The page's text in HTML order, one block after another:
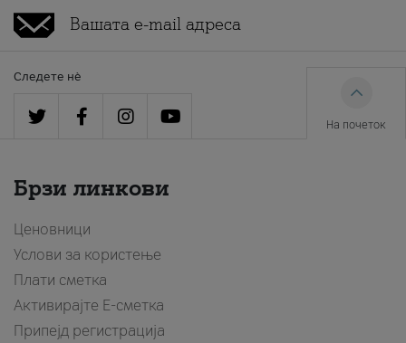
Следете нè
На почеток
Брзи линкови
Ценовници
Услови за користење
Плати сметка
Активирајте Е-сметка
Припејд регистрација